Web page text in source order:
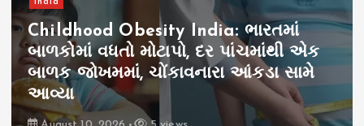
India
Childhood Obesity India: ભારતમાં
બાળકોમાં વધતો મોટાપો, દર પાંચમાંથી એક
બાળક જોખમમાં, ચોંકાવનારા આંકડા સામે
આવ્યા